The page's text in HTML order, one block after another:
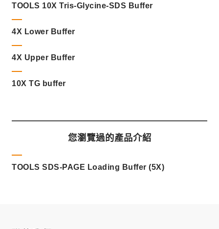
TOOLS 10X Tris-Glycine-SDS Buffer
4X Lower Buffer
4X Upper Buffer
10X TG buffer
您瀏覽過的產品介紹
TOOLS SDS-PAGE Loading Buffer (5X)